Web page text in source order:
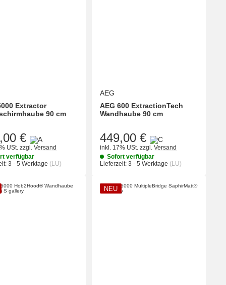
Extractor
90 cm
€
USt. zzgl. Versand
verfügbar
3 - 5 Werktage (LU)
AEG
AEG 600 ExtractionTech
Wandhaube 90 cm
449,00 €
inkl. 17% USt. zzgl. Versand
Sofort verfügbar
Lieferzeit: 3 - 5 Werktage (LU)
NEU